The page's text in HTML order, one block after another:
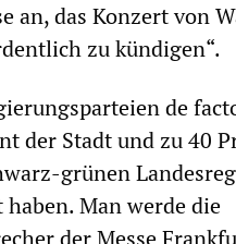
an, das Konzert von
zu kündigen“.
de
der Stadt und zu 40
grünen
Man werde die
der Messe